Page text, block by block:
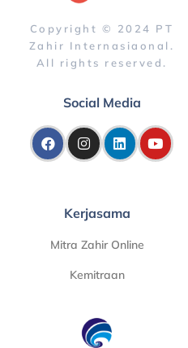
Copyright © 2024 PT
Zahir Internasiaonal.
All rights reserved.
Social Media
Kerjasama
Mitra Zahir Online
Kemitraan